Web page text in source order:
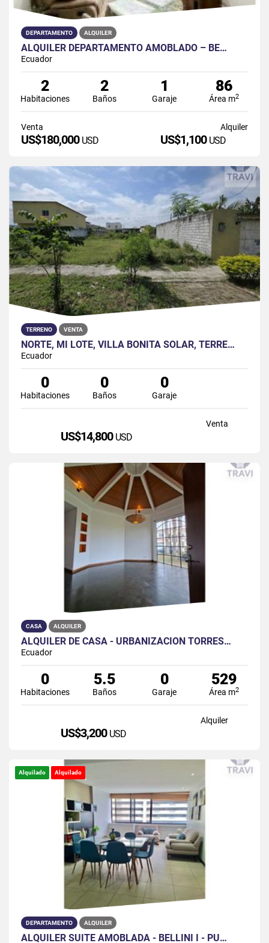
DEPARTAMENTO ALQUILER
ALQUILER DEPARTAMENTO AMOBLADO – BE…
Ecuador
2
Habitaciones
2
Baños
1
Garaje
86
Área m2
Venta
US$180,000 USD
Alquiler
US$1,100 USD
TERRENO VENTA
NORTE, MI LOTE, VILLA BONITA SOLAR, TERRE…
Ecuador
0
Habitaciones
0
Baños
0
Garaje
Venta
US$14,800 USD
CASA ALQUILER
ALQUILER DE CASA - URBANIZACION TORRES…
Ecuador
0
Habitaciones
5.5
Baños
0
Garaje
529
Área m2
Alquiler
US$3,200 USD
Alquilado Alquilado
DEPARTAMENTO ALQUILER
ALQUILER SUITE AMOBLADA - BELLINI I - PU…